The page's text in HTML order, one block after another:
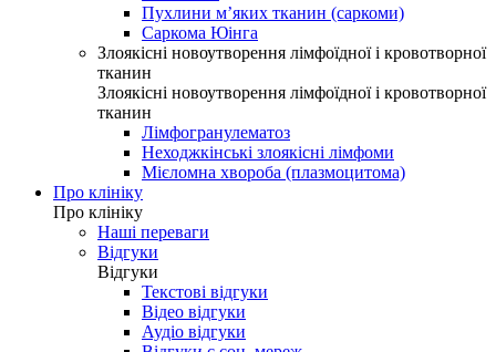
Пухлини м’яких тканин (саркоми)
Саркома Юінга
Злоякісні новоутворення лімфоїдної і кровотворної
тканин
Злоякісні новоутворення лімфоїдної і кровотворної
тканин
Лімфогранулематоз
Неходжкінські злоякісні лімфоми
Мієломна хвороба (плазмоцитома)
Про клініку
Про клініку
Наші переваги
Відгуки
Відгуки
Текстові відгуки
Відео відгуки
Аудіо відгуки